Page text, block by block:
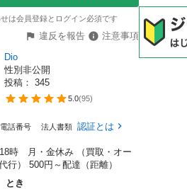
は会員登録とログイン必須です
違反を報告
注意事項
Dio
性別非公開
投稿： 345
5.0(95)
電話番号 法人書類 認証とは
時 月・金休み （買取・オー
行） 500円～配達（距離）
とき